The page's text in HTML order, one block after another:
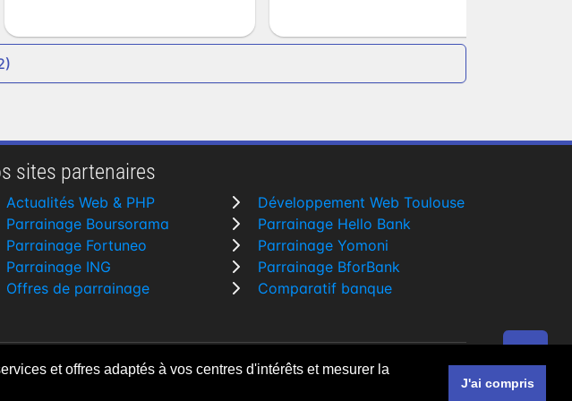
et offres adaptés à vos centres d'intérêts et mesurer la
J'ai compris
sites partenaires
Actualités Web & PHP
Parrainage Boursorama
Parrainage Fortuneo
Parrainage ING
Offres de parrainage
Développement Web Toulouse
Parrainage Hello Bank
Parrainage Yomoni
Parrainage BforBank
Comparatif banque
Fait avec développeur Web Freelance à Toulouse